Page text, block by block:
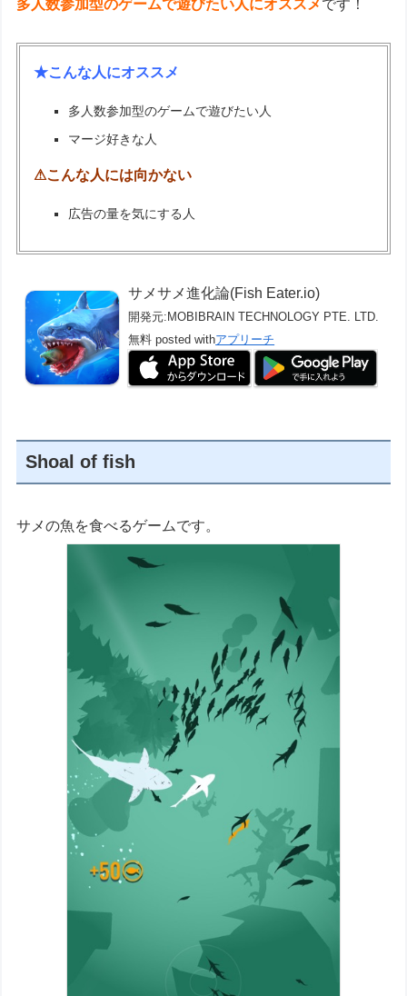
多人数参加型のゲームで遊びたい人にオススメ です！
★こんな人にオススメ
多人数参加型のゲームで遊びたい人
マージ好きな人
⚠こんな人には向かない
広告の量を気にする人
サメサメ進化論(Fish Eater.io)
開発元: MOBIBRAIN TECHNOLOGY PTE. LTD.
無料 posted withアプリーチ
Shoal of fish
サメの魚を食べるゲームです。